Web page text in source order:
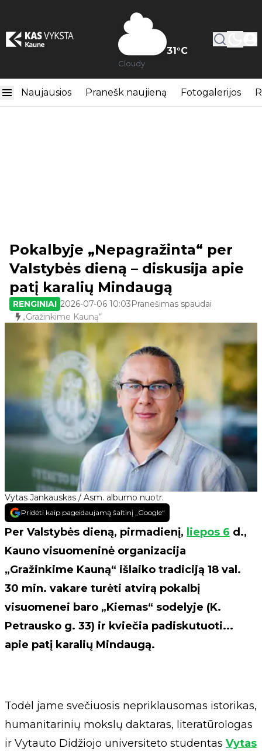
31°C
Cloudy
Naujausios Pranešk naujieną Fotogalerijos
Vytas Jankauskas / Asm. albumo nuotr.
Pokalbyje „Nepagražinta“ per
Valstybės dieną – diskusija apie
patį karalių Mindaugą
RENGINIAI 2026-07-06 10:03Pranešimas spaudai
„Gražinkime Kauną“
Pridėti kaip pageidaujamą šaltinį „Google“
Per Valstybės dieną, pirmadienį, liepos 6 d.,
Kauno visuomeninė organizacija
„Gražinkime Kauną“ išlaiko tradiciją 18 val.
30 min. vakare turėti atvirą pokalbį
visuomenei baro „Kiemas“ sodelyje (K.
Petrausko g. 33) ir kviečia padiskutuoti...
apie patį karalių Mindaugą.
Todėl jame svečiuosis nepriklausomas istorikas,
humanitarinių mokslų daktaras, literatūrologas
ir Vytauto Didžiojo universiteto studentas Vytas